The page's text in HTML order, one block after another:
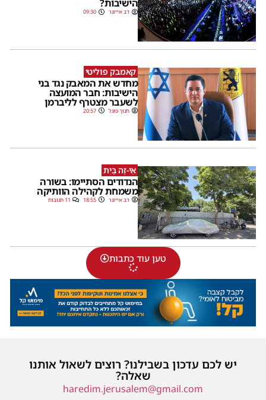
הישיבות?
דב אייזנר 09:30
קאמבק פוליטי
מחדש את המאבק נגד בני
הישיבות: חבר המועצה
לשעבר מצטרף לליברמן
חנוך פוגל 20:57
אֵי-זֶה בַּיִת
הנדודים הסתיימו: בשורה
משמחת לקהילה הוותיקה
דב אייזנר 18:55 11 תגובות
טען עוד כתבות
יש לכם עדכון בשבילנו? רוצים לשאול אותנו
שאלה?
haredim.jerusalem@gmail.com